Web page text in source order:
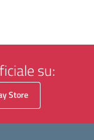
su:
Store